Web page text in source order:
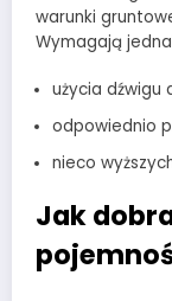
warunki
Wymagają
użycia dźwigu
odpowiednio
nieco
Jak